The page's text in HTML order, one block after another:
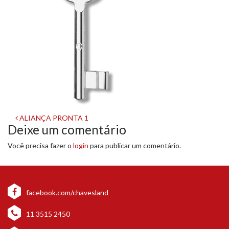
Navegação
de
post
ALIANÇA PRONTA 1
Deixe um comentário
Você precisa fazer o login para publicar um comentário.
facebook.com/chavesland
11 3515 2450